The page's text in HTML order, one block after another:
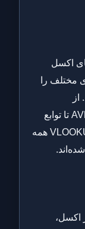
اکسل
مختلف را
فرمول‌های پایه مانند SUM و AVERAGE تا توابع
پیشرفته مانند INDEX، MATCH و VLOOKUP همه
اکسل،